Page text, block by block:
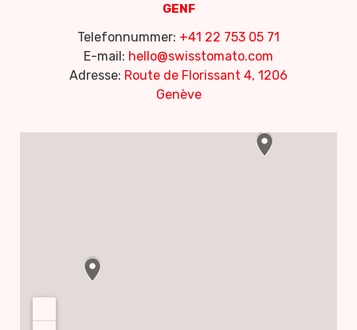
GENF
Telefonnummer: +41 22 753 05 71
E-mail: hello@swisstomato.com
Adresse: Route de Florissant 4, 1206
Genève